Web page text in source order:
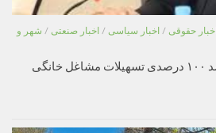
اخبار حقوقی / اخبار سیاسی / اخبار صنعتی / شهر و
فرماندار تربت‌حیدریه از رشد ۱۰۰ درصدی تسهیلات مشاغل خانگی